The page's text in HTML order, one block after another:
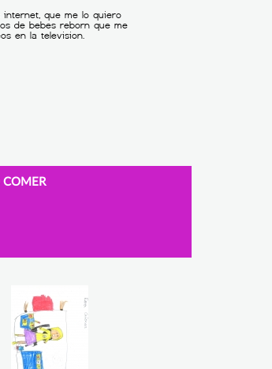
COMER